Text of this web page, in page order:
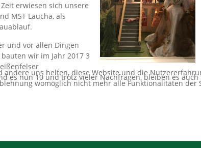
erwiesen sich unsere
MST Laucha, als
und vor allen Dingen
wir im Jahr 2017 3
es nun 10 und trotz vieler Nachfragen, bleiben es auch
uns helfen, diese Website und die
womöglich nicht mehr alle Funktionalitäten der